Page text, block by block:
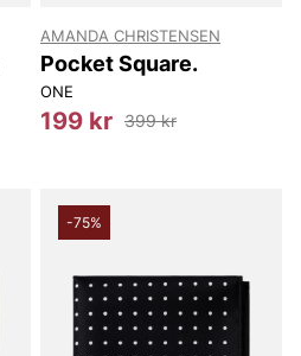
AMANDA CHRISTENSEN
Pocket Square.
ONE
199 kr 399 kr
-75%